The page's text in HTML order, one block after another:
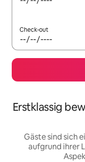
Check-out
Erstklassig
Gäste sind sich
aufgrund ihrer